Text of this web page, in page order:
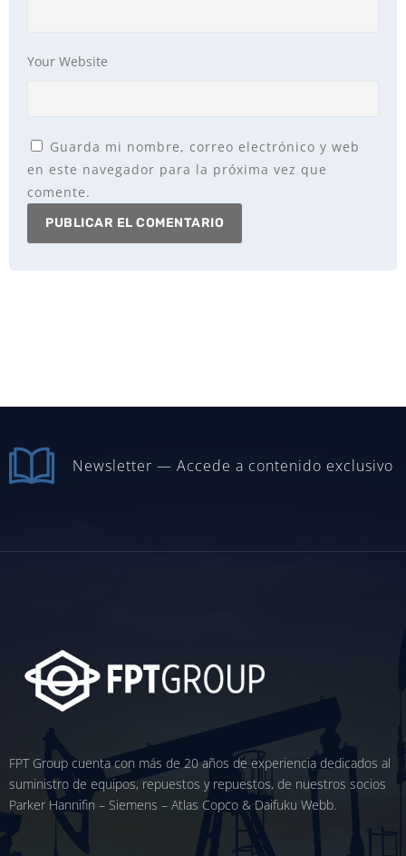
Your Website
Guarda mi nombre, correo electrónico y web
en este navegador para la próxima vez que
comente.
Newsletter — Accede a contenido exclusivo
FPT Group cuenta con más de 20 años de experiencia dedicados al
suministro de equipos, repuestos y repuestos, de nuestros socios
Parker Hannifin – Siemens – Atlas Copco & Daifuku Webb.